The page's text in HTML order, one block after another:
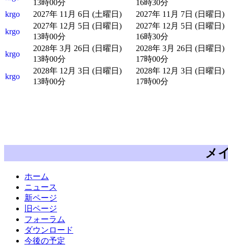
13時00分
16時30分
krgo
2027年 11月 6日 (土曜日)
2027年 11月 7日 (日曜日)
krgo
2027年 12月 5日 (日曜日)
13時00分
2027年 12月 5日 (日曜日)
16時30分
krgo
2028年 3月 26日 (日曜日)
13時00分
2028年 3月 26日 (日曜日)
17時00分
krgo
2028年 12月 3日 (日曜日)
13時00分
2028年 12月 3日 (日曜日)
17時00分
メ
ホーム
ニュース
新ページ
旧ページ
フォーラム
ダウンロード
今後の予定